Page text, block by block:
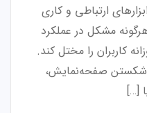
ارتباطی و کاری
مشکل در عملکرد
کاربران را مختل کند.
شکستن صفحه‌نمایش،
[…]